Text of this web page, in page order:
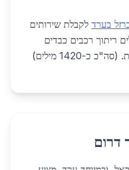
בערד לקבלת שירותים
ריתוך רכבים כבדים
כ-1420 מילים)
דרום